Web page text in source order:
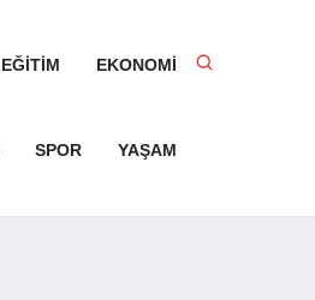
EĞITIM EKONOMI
SPOR YAŞAM